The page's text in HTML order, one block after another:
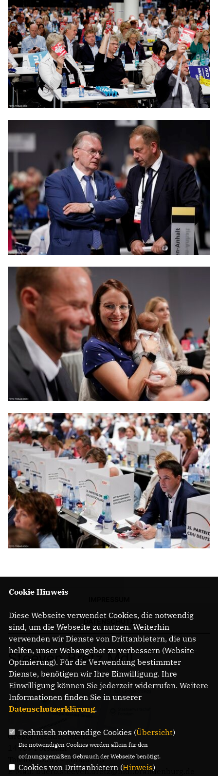
Steeven Bretz MdL
Gregor-Mendel-Straße 3
14469 Potsdam
Telefon: 0331 - 20085713
E-Mail: buero.steeven.bretz@mdl.brandenburg.de
Cookie Hinweis
Diese Webseite verwendet Cookies, die notwendig
sind, um die Webseite zu nutzen. Weiterhin
verwenden wir Dienste von Drittanbietern, die uns
helfen, unser Webangebot zu verbessern (Website-
Optmierung). Für die Verwendung bestimmter
Dienste, benötigen wir Ihre Einwilligung. Ihre
Einwilligung können Sie jederzeit widerrufen. Weitere
Informationen finden Sie in unserer
Datenschutzerklärung.
Technisch notwendige Cookies (Übersicht)
Die notwendigen Cookies werden allein für den
ordnungsgemäßen Gebrauch der Webseite benötigt.
Cookies von Drittanbietern (Hinweis)